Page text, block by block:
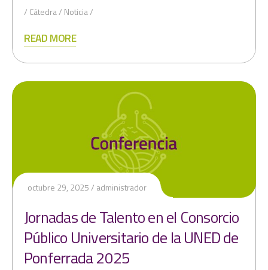
Cátedra Noticia
READ MORE
octubre 29, 2025 administrador
Jornadas de Talento en el Consorcio
Público Universitario de la UNED de
Ponferrada 2025